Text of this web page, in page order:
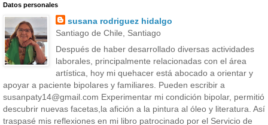
Datos personales
susana rodriguez hidalgo
Santiago de Chile, Santiago
Después de haber desarrollado diversas actividades
laborales, principalmente relacionadas con el área
artística, hoy mi quehacer está abocado a orientar y
apoyar a paciente bipolares y familiares. Pueden escribir a
susanpaty14@gmail.com Experimentar mi condición bipolar, permitió
descubrir nuevas facetas,la afición a la pintura al óleo y literatura. Así
traspasé mis reflexiones en mi libro patrocinado por el Servicio de